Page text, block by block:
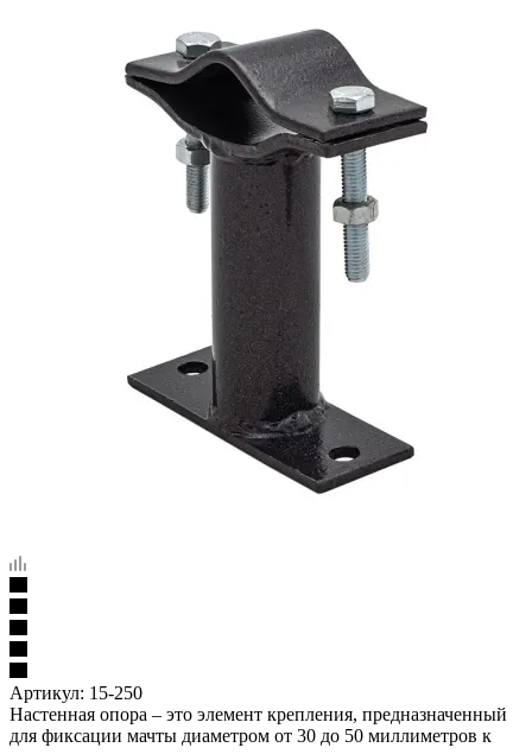
Артикул: 15-250
Настенная опора – это элемент крепления, предназначенный
для фиксации мачты диаметром от 30 до 50 миллиметров к